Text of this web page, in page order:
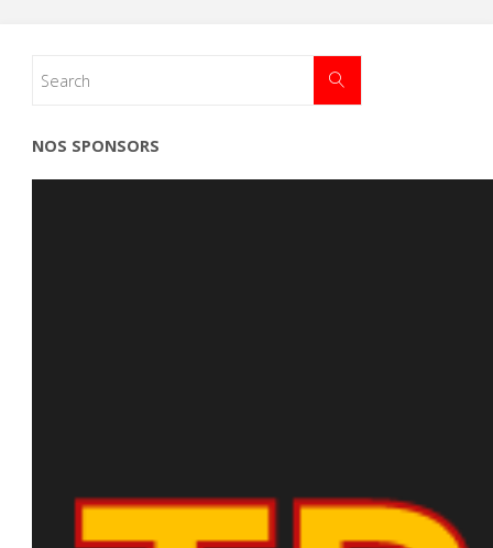
NOS SPONSORS